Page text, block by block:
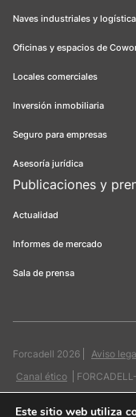
Naves industriales y
Oficinas y espacios de
Locales comerciales
Inversión inmobiliaria
Seguro para empresas
Asesoría jurídica
Publicaciones y
Actualidad
Informes de mercado
Sala de prensa
Forcadell 2026 Aviso
Canal ético
Este sitio web utiliza